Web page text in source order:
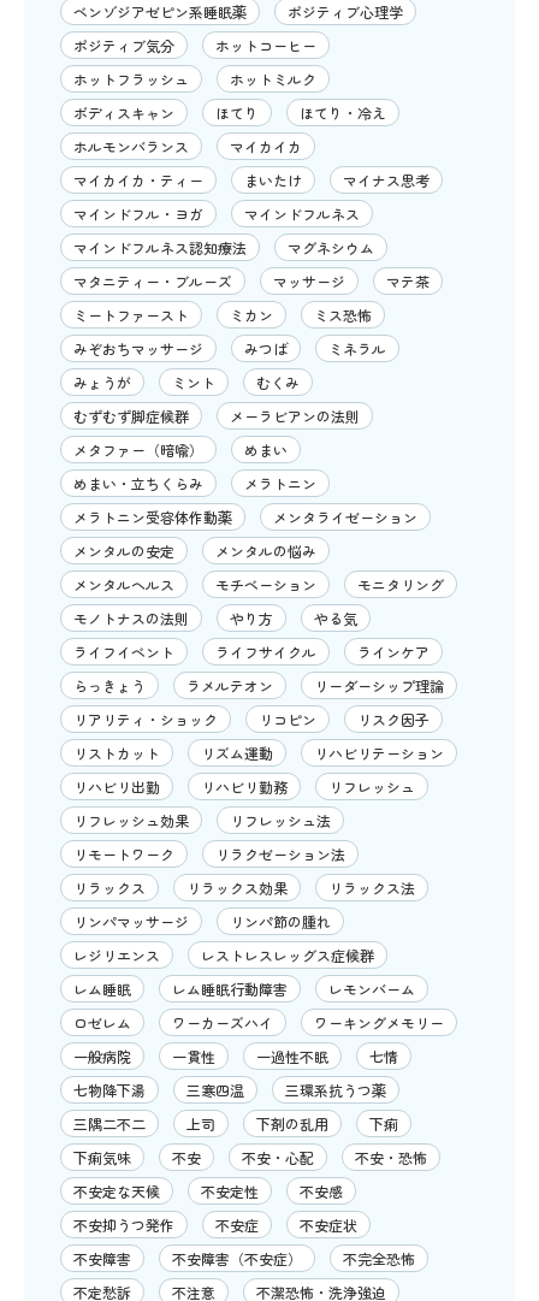
ベンゾジアゼピン系睡眠薬
ポジティブ心理学
ポジティブ気分
ホットコーヒー
ホットフラッシュ
ホットミルク
ボディスキャン
ほてり
ほてり・冷え
ホルモンバランス
マイカイカ
マイカイカ・ティー
まいたけ
マイナス思考
マインドフル・ヨガ
マインドフルネス
マインドフルネス認知療法
マグネシウム
マタニティー・ブルーズ
マッサージ
マテ茶
ミートファースト
ミカン
ミス恐怖
みぞおちマッサージ
みつば
ミネラル
みょうが
ミント
むくみ
むずむず脚症候群
メーラビアンの法則
メタファー（暗喩）
めまい
めまい・立ちくらみ
メラトニン
メラトニン受容体作動薬
メンタライゼーション
メンタルの安定
メンタルの悩み
メンタルヘルス
モチベーション
モニタリング
モノトナスの法則
やり方
やる気
ライフイベント
ライフサイクル
ラインケア
らっきょう
ラメルテオン
リーダーシップ理論
リアリティ・ショック
リコピン
リスク因子
リストカット
リズム運動
リハビリテーション
リハビリ出勤
リハビリ勤務
リフレッシュ
リフレッシュ効果
リフレッシュ法
リモートワーク
リラクゼーション法
リラックス
リラックス効果
リラックス法
リンパマッサージ
リンパ節の腫れ
レジリエンス
レストレスレッグス症候群
レム睡眠
レム睡眠行動障害
レモンバーム
ロゼレム
ワーカーズハイ
ワーキングメモリー
一般病院
一貫性 一過性不眠
七情
七物降下湯
三寒四温
三環系抗うつ薬
三隅二不二
上司 下剤の乱用
下痢
下痢気味
不安 不安・心配
不安・恐怖
不安定な天候
不安定性
不安感
不安抑うつ発作
不安症
不安症状
不安障害
不安障害（不安症）
不完全恐怖
不定愁訴
不注意 不潔恐怖・洗浄強迫